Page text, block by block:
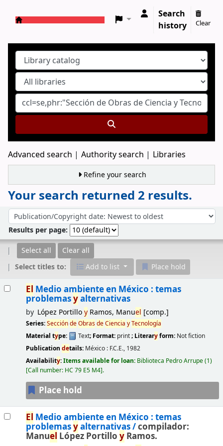
Search
history
Clear
Advanced search Authority search Libraries
Refine your search
Your search returned 2 results.
Sort by:
Results per page:
Select all
Clear all
Select titles to:
Add to list Place hold
El Medio ambiente en México : temas
problemasyalternativas
by López PortilloyRamos, Manuel [comp.]
Series:SeccióndeObrasdeCiencia yTecnología
Material type: Text; Format: print; Literaryform: Not fiction
Publication details: México : F.C.E., 1982
Availability:Items available for loan: Biblioteca Pedro Arrupe(1)
Call number: HC 79 E5 M4 .
Place hold
El Medio ambiente en México : temas
problemasyalternativas /compilador:
Manuel López Portillo yRamos.